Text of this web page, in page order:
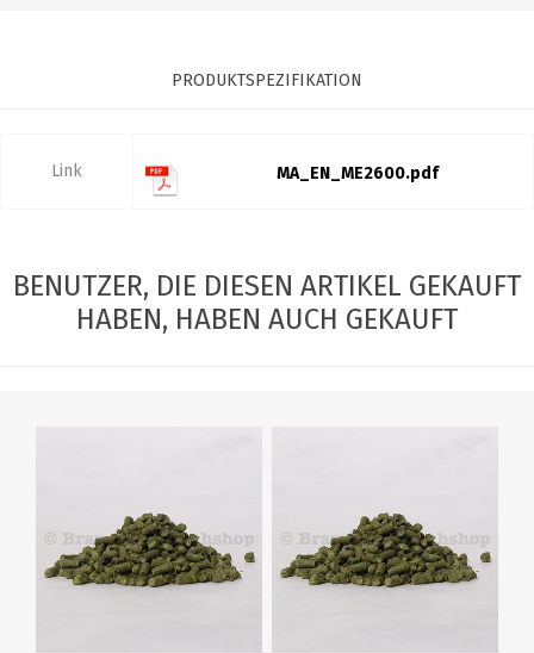
PRODUKTSPEZIFIKATION
Link MA_EN_ME2600.pdf
BENUTZER, DIE DIESEN ARTIKEL GEKAUFT
HABEN, HABEN AUCH GEKAUFT